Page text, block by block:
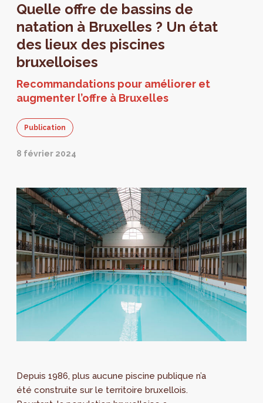
Quelle offre de bassins de
natation à Bruxelles ? Un état
des lieux des piscines
bruxelloises
Recommandations pour améliorer et
augmenter l’offre à Bruxelles
Publication
8 février 2024
Depuis 1986, plus aucune piscine publique n’a
été construite sur le territoire bruxellois.